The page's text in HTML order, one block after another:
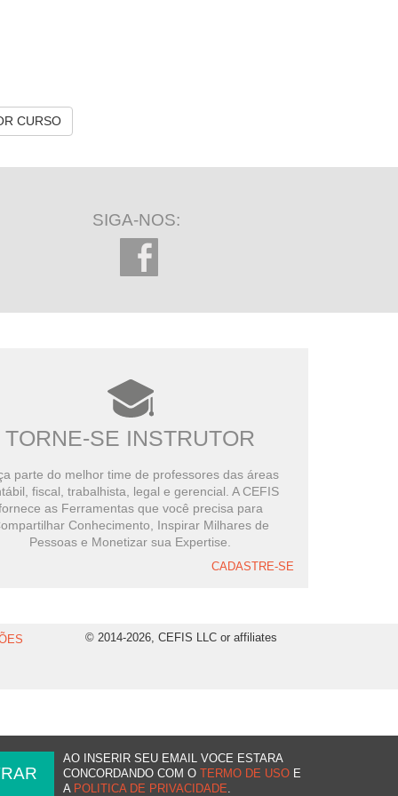
CURSO
SIGA-NOS:
TORNE-SE INSTRUTOR
parte do melhor time de professores das áreas
fiscal, trabalhista, legal e gerencial. A CEFIS
as Ferramentas que você precisa para
Conhecimento, Inspirar Milhares de
Pessoas e Monetizar sua Expertise.
CADASTRE-SE
© 2014-2026, CEFIS LLC or affiliates
AO INSERIR SEU EMAIL VOCE ESTARA
CONCORDANDO COM O
TERMO DE USO E
A POLITICA DE PRIVACIDADE.